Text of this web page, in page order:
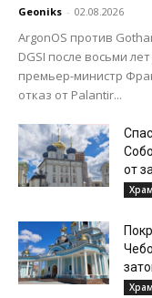
Geoniks - 02.08.2026
ArgonOS против
DGSI после восьми
премьер-министр
отказ от Palantir...
от